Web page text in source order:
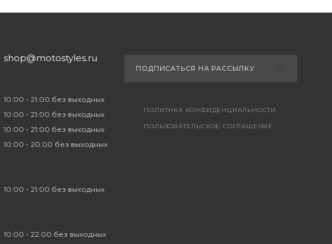
shop@motostyles.ru
10:00 - 21:00 без выходных
10:00 - 21:00 без выходных
10:00 - 21:00 без выходных
10:00 - 20:00 без выходных
10:00 - 21:00 без выходных
10:00 - 22:00 без выходных
ПОДПИСАТЬСЯ НА РАССЫЛКУ
ПОЛИТИКА КОНФИДЕНЦИАЛЬНОСТИ
ПОЛЬЗОВАТЕЛЬСКОЕ СОГЛАШЕНИЕ